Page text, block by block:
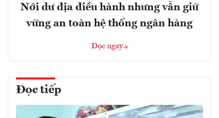
Nới dư địa điều hành nhưng vẫn giữ
vững an toàn hệ thống ngân hàng
Đọc ngay
Đọc tiếp